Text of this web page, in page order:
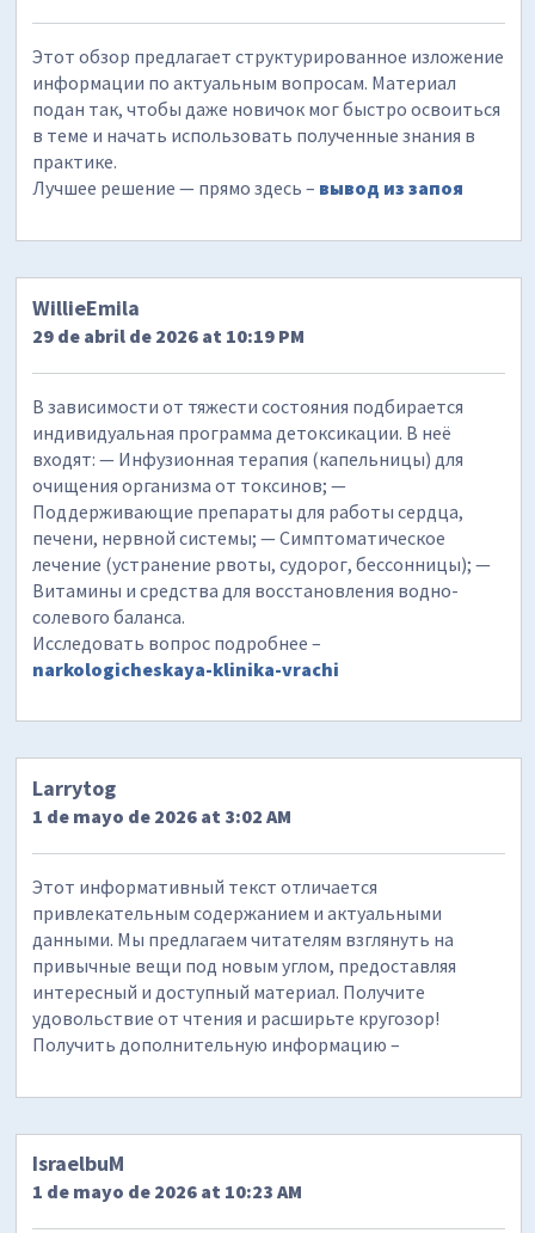
Этот обзор предлагает структурированное изложение
информации по актуальным вопросам. Материал
подан так, чтобы даже новичок мог быстро освоиться
в теме и начать использовать полученные знания в
практике.
Лучшее решение — прямо здесь – вывод из запоя
WillieEmila
29 de abril de 2026 at 10:19 PM
В зависимости от тяжести состояния подбирается
индивидуальная программа детоксикации. В неё
входят: — Инфузионная терапия (капельницы) для
очищения организма от токсинов; —
Поддерживающие препараты для работы сердца,
печени, нервной системы; — Симптоматическое
лечение (устранение рвоты, судорог, бессонницы); —
Витамины и средства для восстановления водно-
солевого баланса.
Исследовать вопрос подробнее –
narkologicheskaya-klinika-vrachi
Larrytog
1 de mayo de 2026 at 3:02 AM
Этот информативный текст отличается
привлекательным содержанием и актуальными
данными. Мы предлагаем читателям взглянуть на
привычные вещи под новым углом, предоставляя
интересный и доступный материал. Получите
удовольствие от чтения и расширьте кругозор!
Получить дополнительную информацию –
IsraelbuM
1 de mayo de 2026 at 10:23 AM